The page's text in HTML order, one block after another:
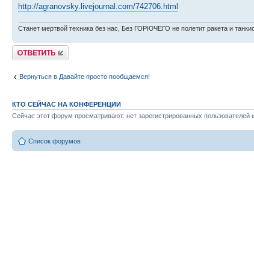
http://agranovsky.livejournal.com/742706.html
Станет мертвой техника без нас, Без ГОРЮЧЕГО не полетит ракета и
Ответить
Вернуться в Давайте просто пообщаемся!
КТО СЕЙЧАС НА КОНФЕРЕНЦИИ
Сейчас этот форум просматривают: нет зарегистрированных пользователей и
Список форумов